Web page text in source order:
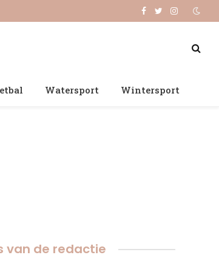
Facebook
TwitterInstagram
Watersport Wintersport
van de redactie